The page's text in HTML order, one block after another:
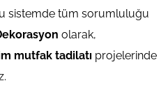
sistemde tüm sorumluluğu
olarak,
mutfak tadilatı projelerinde